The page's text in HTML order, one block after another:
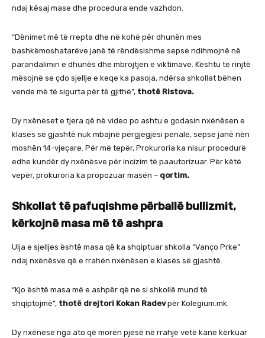
ndaj kësaj mase dhe procedura ende vazhdon.
“Dënimet më të rrepta dhe në kohë për dhunën mes
bashkëmoshatarëve janë të rëndësishme sepse ndihmojnë në
parandalimin e dhunës dhe mbrojtjen e viktimave. Kështu të rinjtë
mësojnë se çdo sjellje e keqe ka pasoja, ndërsa shkollat bëhen
vende më të sigurta për të gjithë”, thotë Ristova.
Dy nxënëset e tjera që në video po ashtu e godasin nxënësen e
klasës së gjashtë nuk mbajnë përgjegjësi penale, sepse janë nën
moshën 14-vjeçare. Për më tepër, Prokuroria ka nisur procedurë
edhe kundër dy nxënësve për incizim të paautorizuar. Për këtë
vepër, prokuroria ka propozuar masën – qortim.
Shkollat të pafuqishme përballë bullizmit,
kërkojnë masa më të ashpra
Ulja e sjelljes është masa që ka shqiptuar shkolla “Vanço Prke”
ndaj nxënësve që e rrahën nxënësen e klasës së gjashtë.
“Kjo është masa më e ashpër që ne si shkollë mund të
shqiptojmë”, thotë drejtori Kokan Radevpër Kolegium.mk.
Dy nxënëse nga ato që morën pjesë në rrahje vetë kanë kërkuar